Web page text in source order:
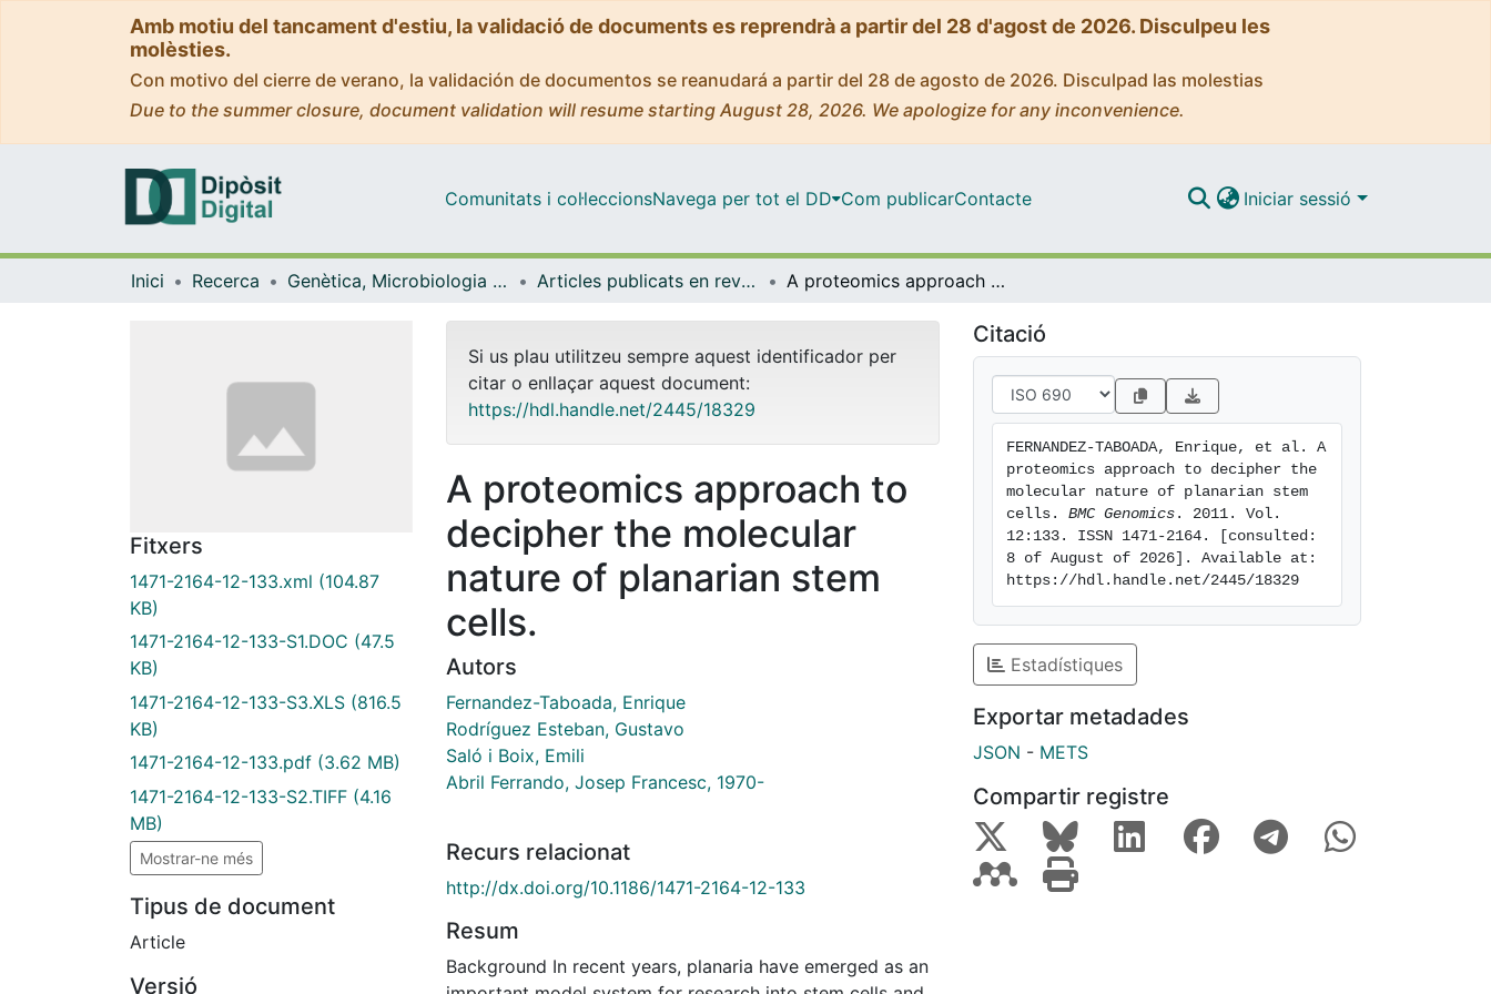
Amb motiu del tancament d'estiu, la validació de documents es reprendrà a partir del 28 d'agost de 2026. Disculpeu les
molèsties.
Con motivo del cierre de verano, la validación de documentos se reanudará a partir del 28 de agosto de 2026. Disculpad las molestias
Due to the summer closure, document validation will resume starting August 28, 2026. We apologize for any inconvenience.
Comunitats i col·leccionsNavega per tot el DD Com publicarContacte Iniciar sessió
Inici Recerca Genètica, Microbiologia i Estadística Articles publicats en revistes (Genètica, Microbiologia i Estadística) A proteomics approach to decipher the molecular nature of planarian stem cells.
Fitxers
1471-2164-12-133.xml (104.87
KB)
1471-2164-12-133-S1.DOC (47.5
KB)
1471-2164-12-133-S3.XLS (816.5
KB)
1471-2164-12-133.pdf (3.62 MB)
1471-2164-12-133-S2.TIFF (4.16
MB)
Mostrar-ne més
Tipus de document
Article
Versió
Si us plau utilitzeu sempre aquest identificador per
citar o enllaçar aquest document:
https://hdl.handle.net/2445/18329
A proteomics approach to
decipher the molecular
nature of planarian stem
cells.
Autors
Fernandez-Taboada, Enrique
Rodríguez Esteban, Gustavo
Saló i Boix, Emili
Abril Ferrando, Josep Francesc, 1970-
Recurs relacionat
http://dx.doi.org/10.1186/1471-2164-12-133
Resum
Background In recent years, planaria have emerged as an
Citació
FERNANDEZ-TABOADA, Enrique, et al. A
proteomics approach to decipher the
molecular nature of planarian stem
cells. BMC Genomics . 2011. Vol.
12:133. ISSN 1471-2164. [consulted:
8 of August of 2026]. Available at:
https://hdl.handle.net/2445/18329
Estadístiques
Exportar metadades
JSON - METS
Compartir registre